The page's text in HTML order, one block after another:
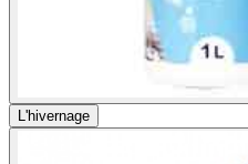
L'hivernage